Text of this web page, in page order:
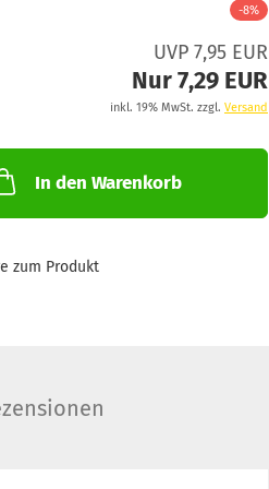
-8%
UVP 7,95 EUR
Nur 7,29 EUR
inkl. 19% MwSt. zzgl. Versand
In den Warenkorb
zum Produkt